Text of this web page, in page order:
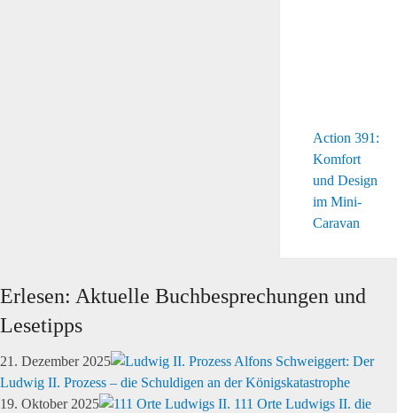
Action 391:
Komfort
und Design
im Mini-
Caravan
Erlesen: Aktuelle Buchbesprechungen und
Lesetipps
21. Dezember 2025
Alfons Schweiggert: Der
Ludwig II. Prozess – die Schuldigen an der Königskatastrophe
19. Oktober 2025
111 Orte Ludwigs II. die